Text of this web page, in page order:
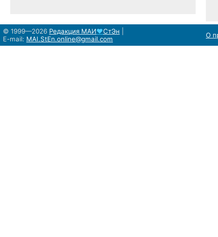
© 1999—2026 Редакция МАИ♥СтЭн
E-mail: MAI.StEn.online@gmail.com О